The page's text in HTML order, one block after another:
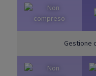
Gestione